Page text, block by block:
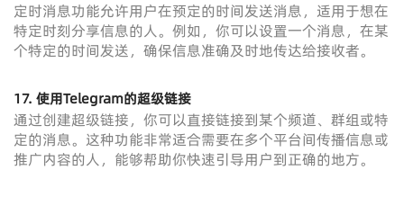
定时消息功能允许用户在预定的时间发送消息，适用于想在
特定时刻分享信息的人。例如，你可以设置一个消息，在某
个特定的时间发送，确保信息准确及时地传达给接收者。
17. 使用Telegram的超级链接
通过创建超级链接，你可以直接链接到某个频道、群组或特
定的消息。这种功能非常适合需要在多个平台间传播信息或
推广内容的人，能够帮助你快速引导用户到正确的地方。